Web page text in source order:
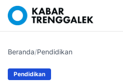
Beranda/Pendidikan
Pendidikan